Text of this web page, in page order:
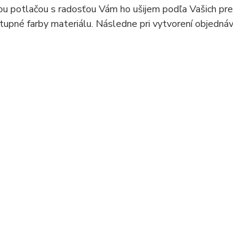
potlačou s radosťou Vám ho ušijem podľa Vašich
farby materiálu. Následne pri vytvorení